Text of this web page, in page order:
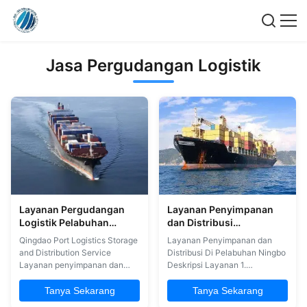
Jasa Pergudangan Logistik
Layanan Pergudangan
Logistik Pelabuhan
Qingdao Layanan
Penyimpanan Dan
Distribusi
Qingdao Port Logistics Storage
and Distribution Service
Layanan penyimpanan dan
Manajemen gudang total 2.
Pengolahan masuk dan keluar
Tanya Sekarang
Layanan Penyimpanan
dan Distribusi
Pergudangan Di
Pelabuhan Ningbo
Layanan Penyimpanan dan
Distribusi Di Pelabuhan Ningbo
Deskripsi Layanan 1.
3. Kontainer isian 4Kemasan 5.
Pelabelan 6. Distribusi
Tanya Sekarang